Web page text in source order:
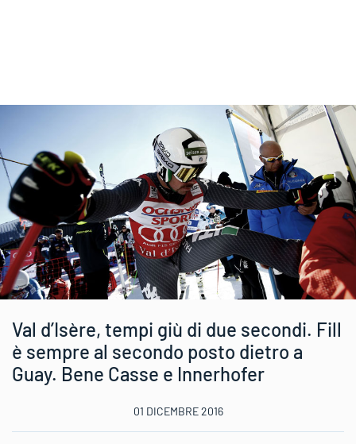
Val d’Isère, tempi giù di due secondi. Fill
è sempre al secondo posto dietro a
Guay. Bene Casse e Innerhofer
01 DICEMBRE 2016